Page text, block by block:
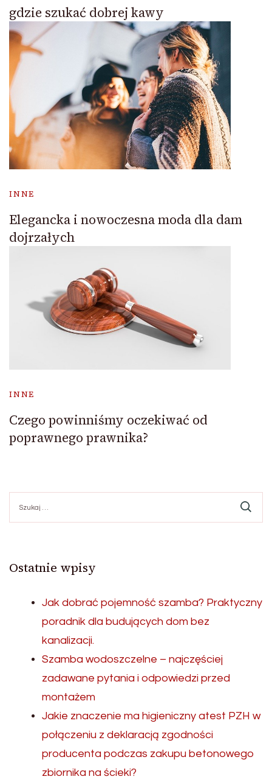
gdzie szukać dobrej kawy
INNE
Elegancka i nowoczesna moda dla dam
dojrzałych
INNE
Czego powinniśmy oczekiwać od
poprawnego prawnika?
Ostatnie wpisy
Jak dobrać pojemność szamba? Praktyczny
poradnik dla budujących dom bez
kanalizacji.
Szamba wodoszczelne – najczęściej
zadawane pytania i odpowiedzi przed
montażem
Jakie znaczenie ma higieniczny atest PZH w
połączeniu z deklaracją zgodności
producenta podczas zakupu betonowego
zbiornika na ścieki?